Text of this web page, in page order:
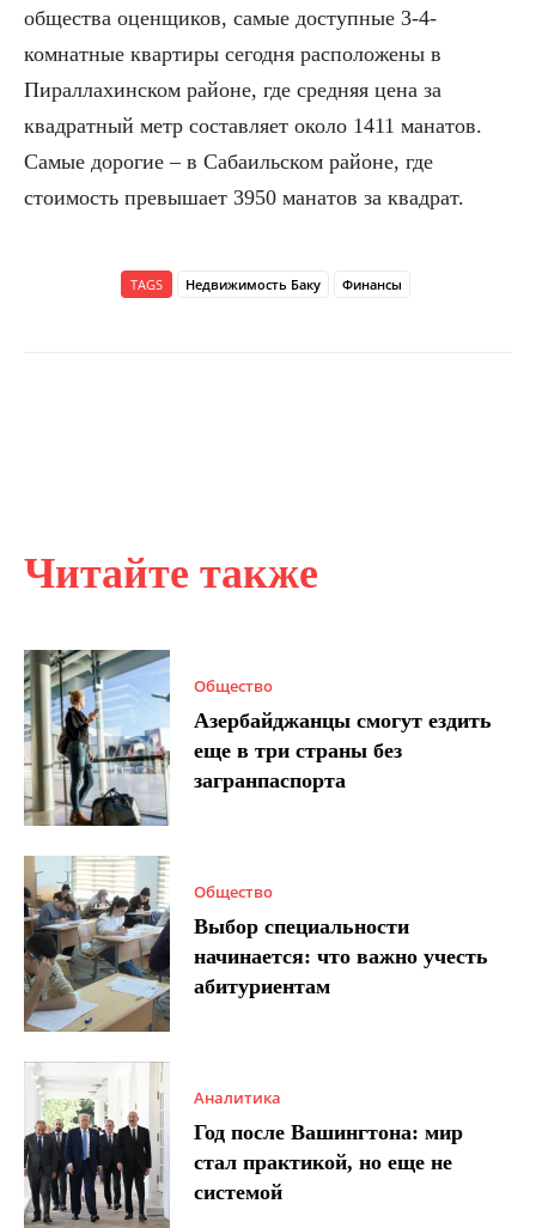
Читайте также
Общество
Азербайджанцы смогут ездить
еще в три страны без
загранпаспорта
Общество
Выбор специальности
начинается: что важно учесть
абитуриентам
Аналитика
Год после Вашингтона: мир
стал практикой, но еще не
системой
общества оценщиков, самые доступные 3-4-
комнатные квартиры сегодня расположены в
Пираллахинском районе, где средняя цена за
квадратный метр составляет около 1411 манатов.
Самые дорогие – в Сабаильском районе, где
стоимость превышает 3950 манатов за квадрат.
TAGS Недвижимость Баку Финансы